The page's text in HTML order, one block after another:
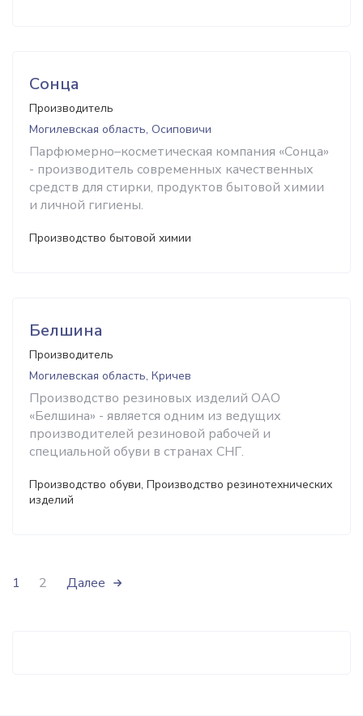
Сонца
Производитель
Могилевская область, Осиповичи
Парфюмерно–косметическая компания «Сонца»
- производитель современных качественных
средств для стирки, продуктов бытовой химии
и личной гигиены.
Производство бытовой химии
Белшина
Производитель
Могилевская область, Кричев
Производство резиновых изделий ОАО
«Белшина» - является одним из ведущих
производителей резиновой рабочей и
специальной обуви в странах СНГ.
Производство обуви, Производство резинотехнических
изделий
1 2 Далее